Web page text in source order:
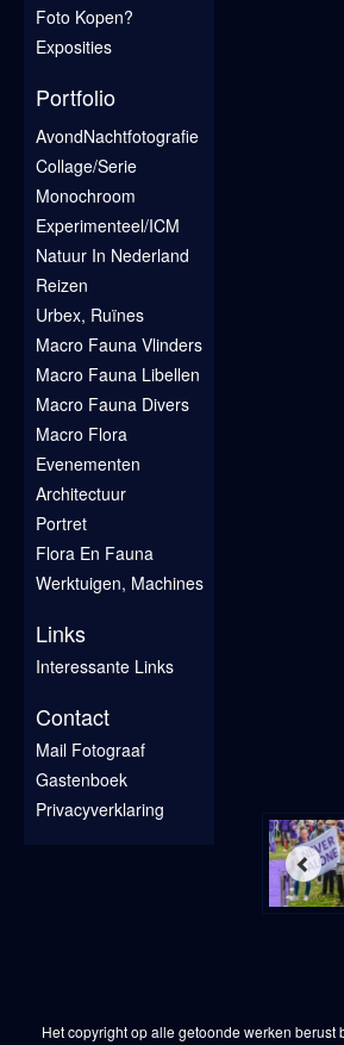
Foto Kopen?
Exposities
Portfolio
AvondNachtfotografie
Collage/Serie
Monochroom
Experimenteel/ICM
Natuur In Nederland
Reizen
Urbex, Ruïnes
Macro Fauna Vlinders
Macro Fauna Libellen
Macro Fauna Divers
Macro Flora
Evenementen
Architectuur
Portret
Flora En Fauna
Werktuigen, Machines
Links
Interessante Links
Contact
Mail Fotograaf
Gastenboek
Privacyverklaring
Het copyright op alle getoonde werken